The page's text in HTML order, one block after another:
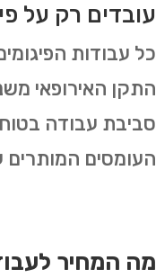
עובדים רק על
סביבת עבודה
העומסים המותרים
מה המחיר